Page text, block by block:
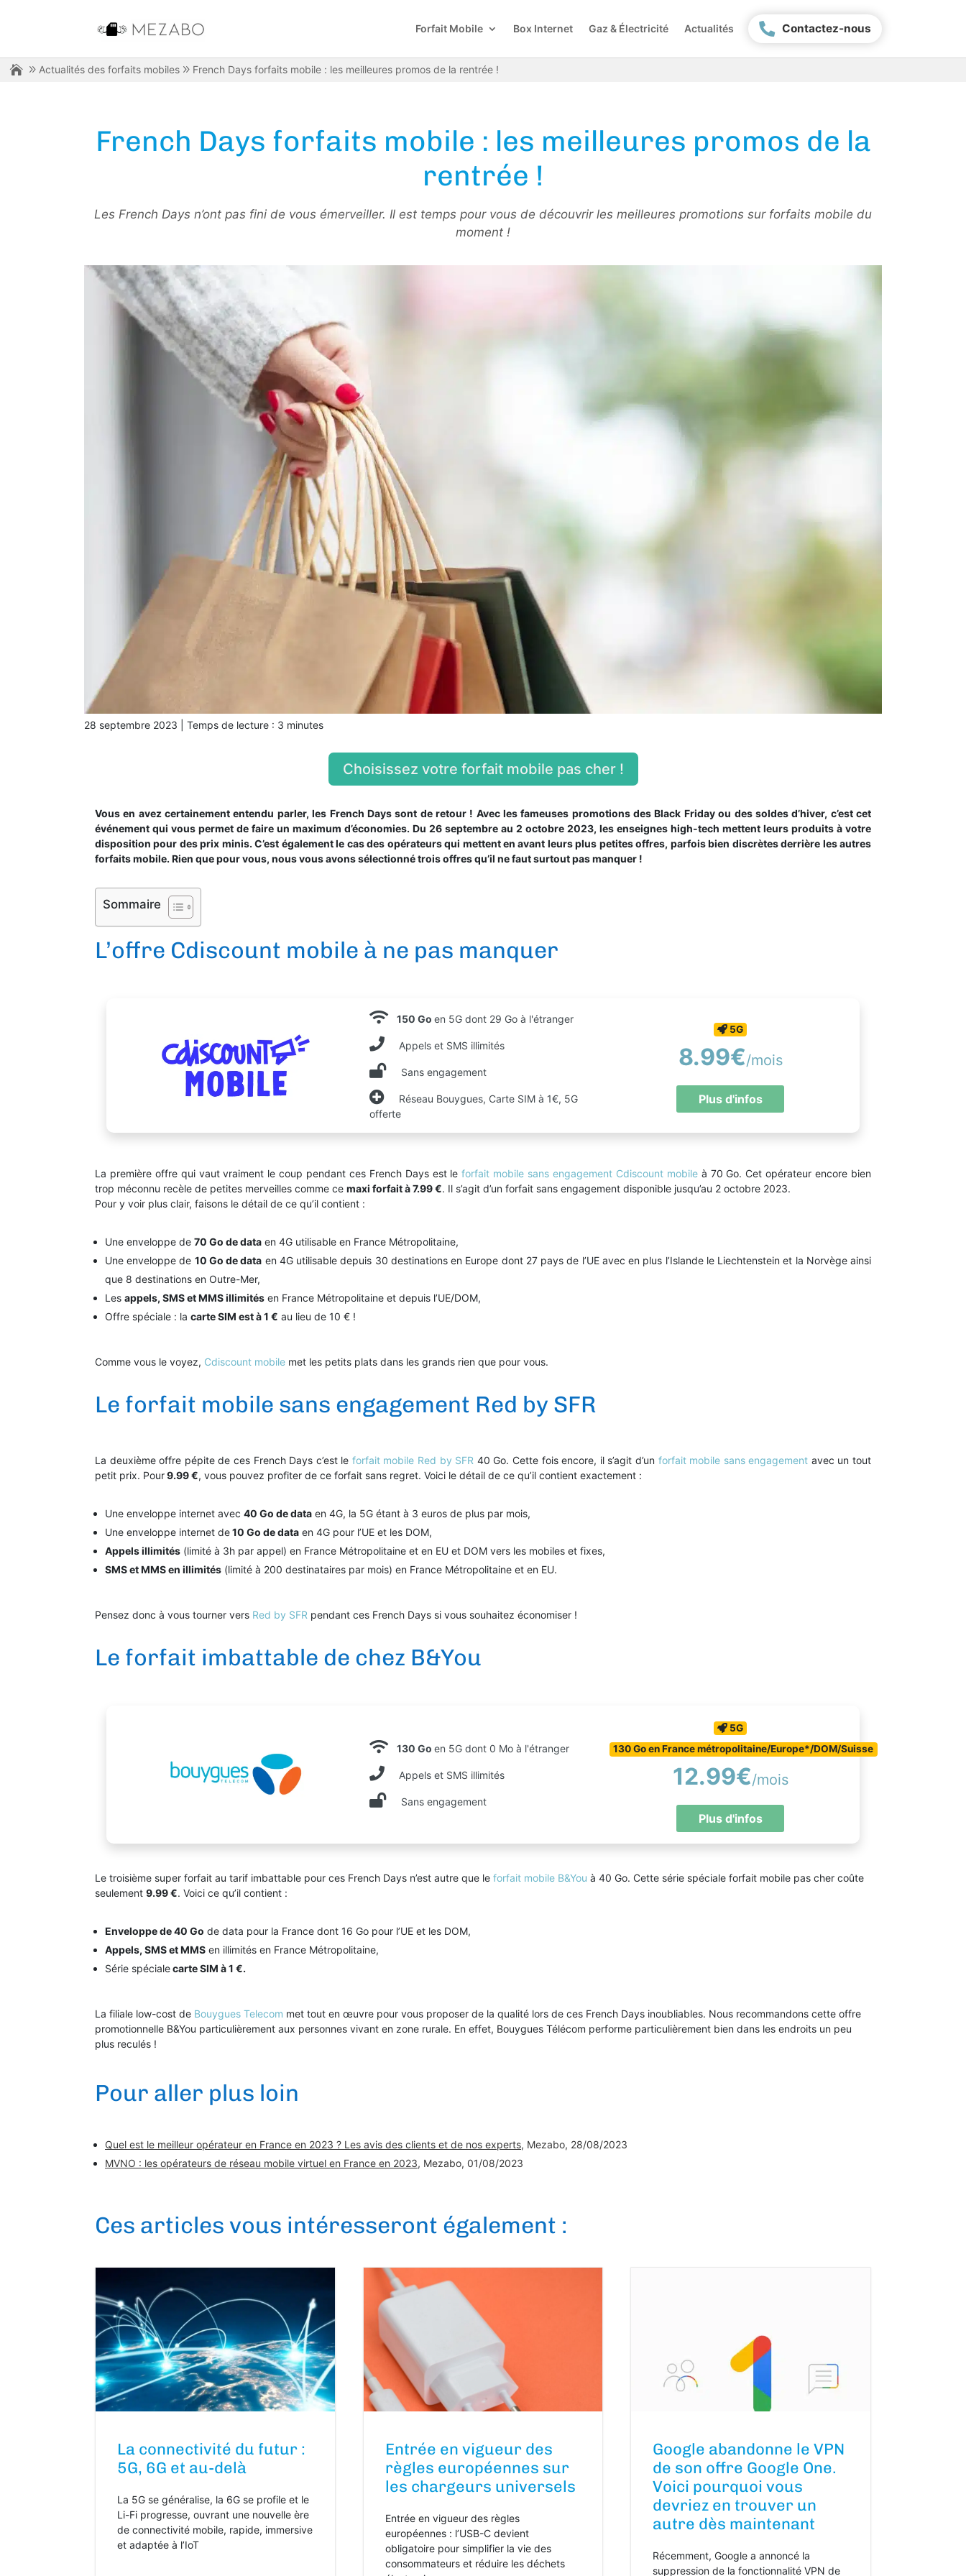
Forfait Mobile Box Internet Gaz & Électricité Actualités Contactez-nous
Actualités des forfaits mobiles French Days forfaits mobile : les meilleures promos de la rentrée !
French Days forfaits mobile : les meilleures promos de la
rentrée !
Les French Days n’ont pas fini de vous émerveiller. Il est temps pour vous de découvrir les meilleures promotions sur forfaits mobile du
moment !
28 septembre 2023 Temps de lecture : 3 minutes
Choisissez votre forfait mobile pas cher !
Vous en avez certainement entendu parler, les French Days sont de retour ! Avec les fameuses promotions des Black Friday ou des soldes d’hiver, c’est cet
événement qui vous permet de faire un maximum d’économies. Du 26 septembre au 2 octobre 2023, les enseignes high-tech mettent leurs produits à votre
disposition pour des prix minis. C’est également le cas des opérateurs qui mettent en avant leurs plus petites offres, parfois bien discrètes derrière les autres
forfaits mobile. Rien que pour vous, nous vous avons sélectionné trois offres qu’il ne faut surtout pas manquer !
Sommaire
L’offre Cdiscount mobile à ne pas manquer
150 Go en 5G dont 29 Go à l'étranger
Appels et SMS illimités
Sans engagement
Réseau Bouygues, Carte SIM à 1€, 5G
offerte
5G
8.99€/mois
Plus d'infos
La première offre qui vaut vraiment le coup pendant ces French Days est leforfait mobile sans engagement Cdiscount mobileà 70 Go. Cet opérateur encore bien
trop méconnu recèle de petites merveilles comme ce maxi forfait à 7.99 €. Il s’agit d’un forfait sans engagement disponible jusqu’au 2 octobre 2023.
Pour y voir plus clair, faisons le détail de ce qu’il contient :
Une enveloppe de 70 Go de data en 4G utilisable en France Métropolitaine,
Une enveloppe de 10 Go de data en 4G utilisable depuis 30 destinations en Europe dont 27 pays de l’UE avec en plus l’Islande le Liechtenstein et la Norvège ainsi
que 8 destinations en Outre-Mer,
Les appels, SMS et MMS illimités en France Métropolitaine et depuis l’UE/DOM,
Offre spéciale : la carte SIM est à 1 € au lieu de 10 € !
Comme vous le voyez, Cdiscount mobile met les petits plats dans les grands rien que pour vous.
Le forfait mobile sans engagement Red by SFR
La deuxième offre pépite de ces French Days c’est le forfait mobile Red by SFR 40 Go. Cette fois encore, il s’agit d’un forfait mobile sans engagement avec un tout
petit prix. Pour9.99 €, vous pouvez profiter de ce forfait sans regret. Voici le détail de ce qu’il contient exactement :
Une enveloppe internet avec 40 Go de data en 4G, la 5G étant à 3 euros de plus par mois,
Une enveloppe internet de10 Go de data en 4G pour l’UE et les DOM,
Appels illimités (limité à 3h par appel) en France Métropolitaine et en EU et DOM vers les mobiles et fixes,
SMS et MMS en illimités (limité à 200 destinataires par mois) en France Métropolitaine et en EU.
Pensez donc à vous tourner vers Red by SFR pendant ces French Days si vous souhaitez économiser !
Le forfait imbattable de chez B&You
130 Go en 5G dont 0 Mo à l'étranger
Appels et SMS illimités
Sans engagement
5G
130 Go en France métropolitaine/Europe*/DOM/Suisse
12.99€/mois
Plus d'infos
Le troisième super forfait au tarif imbattable pour ces French Days n’est autre que le forfait mobile B&You à 40 Go. Cette série spéciale forfait mobile pas cher coûte
seulement 9.99 €. Voici ce qu’il contient :
Enveloppe de 40 Go de data pour la France dont 16 Go pour l’UE et les DOM,
Appels, SMS et MMS en illimités en France Métropolitaine,
Série spécialecarte SIM à 1 €.
La filiale low-cost de Bouygues Telecom met tout en œuvre pour vous proposer de la qualité lors de ces French Days inoubliables. Nous recommandons cette offre
promotionnelle B&You particulièrement aux personnes vivant en zone rurale. En effet, Bouygues Télécom performe particulièrement bien dans les endroits un peu
plus reculés !
Pour aller plus loin
Quel est le meilleur opérateur en France en 2023 ? Les avis des clients et de nos experts, Mezabo, 28/08/2023
MVNO : les opérateurs de réseau mobile virtuel en France en 2023, Mezabo, 01/08/2023
Ces articles vous intéresseront également :
La connectivité du futur :
5G, 6G et au-delà
La 5G se généralise, la 6G se profile et le
Li-Fi progresse, ouvrant une nouvelle ère
de connectivité mobile, rapide, immersive
et adaptée à l’IoT
Entrée en vigueur des
règles européennes sur
les chargeurs universels
Entrée en vigueur des règles
européennes : l’USB-C devient
obligatoire pour simplifier la vie des
consommateurs et réduire les déchets
Google abandonne le VPN
de son offre Google One.
Voici pourquoi vous
devriez en trouver un
autre dès maintenant
Récemment, Google a annoncé la
suppression de la fonctionnalité VPN de